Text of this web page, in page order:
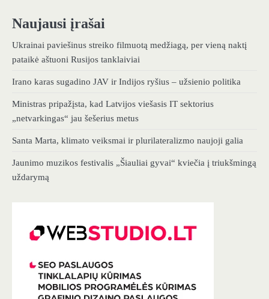
Naujausi įrašai
Ukrainai paviešinus streiko filmuotą medžiagą, per vieną naktį
pataikė aštuoni Rusijos tanklaiviai
Irano karas sugadino JAV ir Indijos ryšius – užsienio politika
Ministras pripažįsta, kad Latvijos viešasis IT sektorius
„netvarkingas“ jau šešerius metus
Santa Marta, klimato veiksmai ir plurilateralizmo naujoji galia
Jaunimo muzikos festivalis „Šiauliai gyvai“ kviečia į triukšmingą
uždarymą